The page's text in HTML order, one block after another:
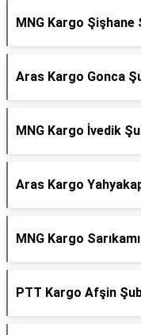
MNG Kargo Şişhane
Aras Kargo Gonca
MNG Kargo İvedik
Aras Kargo
MNG Kargo
PTT Kargo Afşin